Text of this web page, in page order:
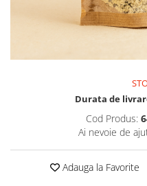
REMEDII NATURISTE
TOATE PRODUSELE
Durata de
Cod Produs:
Ai nevoie de
Adauga la Favorite